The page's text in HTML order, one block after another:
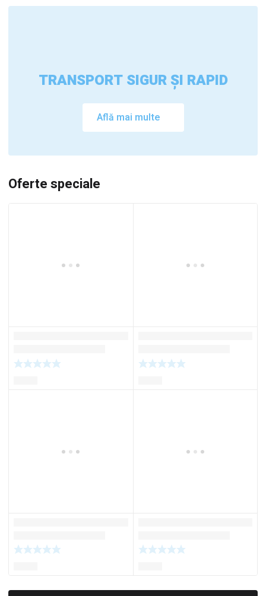
TRANSPORT SIGUR ȘI RAPID
Află mai multe
Oferte speciale